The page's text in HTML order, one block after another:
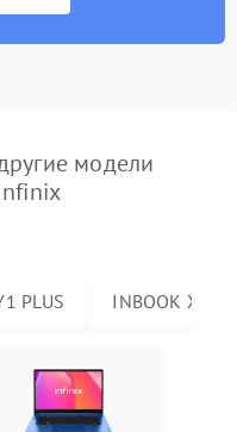
модели
PLUS INBOOK X2